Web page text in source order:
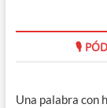
🎙
Una palabra con